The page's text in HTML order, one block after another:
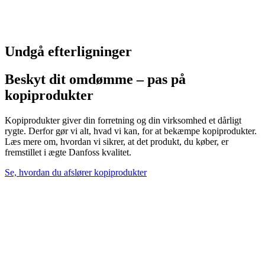
Undgå efterligninger
Beskyt dit omdømme – pas på
kopiprodukter
Kopiprodukter giver din forretning og din virksomhed et dårligt
rygte. Derfor gør vi alt, hvad vi kan, for at bekæmpe kopiprodukter.
Læs mere om, hvordan vi sikrer, at det produkt, du køber, er
fremstillet i ægte Danfoss kvalitet.
Se, hvordan du afslører kopiprodukter